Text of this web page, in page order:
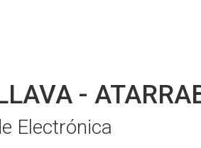
Electrónica
-